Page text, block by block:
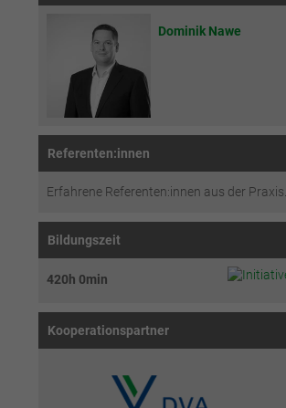
Dominik Nawe
Referenten:innen
Erfahrene Referenten:innen aus der Praxis.
Bildungszeit
420h 0min
Kooperationspartner